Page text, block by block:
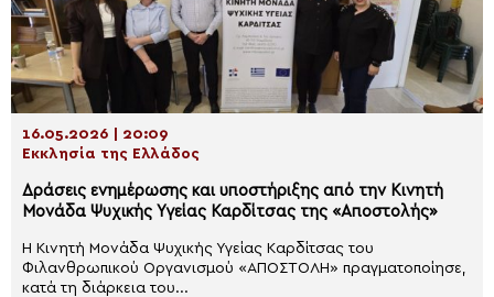
16.05.2026 | 20:09
Εκκλησία της Ελλάδος
Δράσεις ενημέρωσης και υποστήριξης από την Κινητή
Μονάδα Ψυχικής Υγείας Καρδίτσας της «Αποστολής»
Η Κινητή Μονάδα Ψυχικής Υγείας Καρδίτσας του
Φιλανθρωπικού Οργανισμού «ΑΠΟΣΤΟΛΗ» πραγματοποίησε,
κατά τη διάρκεια του...